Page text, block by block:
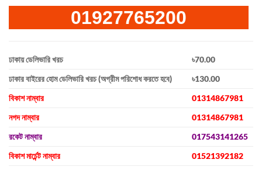
01927765200
ঢাকায় ডেলিভারি খরচ
৳70.00
ঢাকার বাইরের হোম ডেলিভারি খরচ (অগ্রীম পরিশোধ করতে হবে)
৳130.00
বিকাশ নাম্বার
01314867981
নগদ নাম্বার
01314867981
রকেট নাম্বার
017543141265
বিকাশ মার্চেন্ট নাম্বার
01521392182